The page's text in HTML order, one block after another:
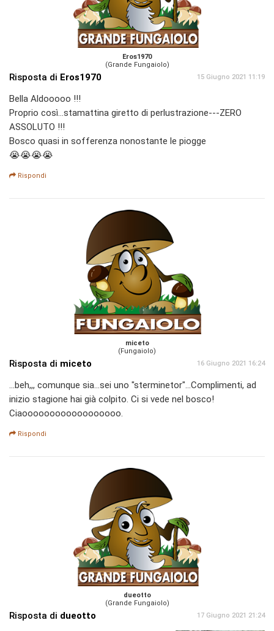
Eros1970
(Grande Fungaiolo)
Risposta di Eros1970 15 Giugno 2021 11:19
Bella Aldooooo !!!
Proprio così...stamattina giretto di perlustrazione---ZERO
ASSOLUTO !!!
Bosco quasi in sofferenza nonostante le piogge
😭😭😭😭
Rispondi
miceto
(Fungaiolo)
Risposta di miceto 16 Giugno 2021 16:24
...beh,,, comunque sia...sei uno "sterminetor"...Complimenti, ad
inizio stagione hai già colpito. Ci si vede nel bosco!
Ciaoooooooooooooooooo.
Rispondi
dueotto
(Grande Fungaiolo)
Risposta di dueotto 17 Giugno 2021 21:24